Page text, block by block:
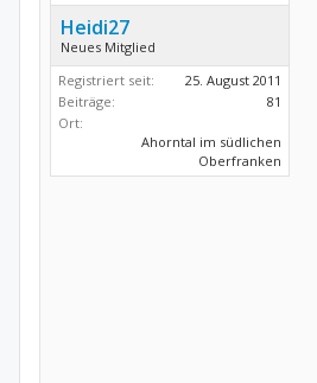
Heidi27
Neues Mitglied
Registriert seit:
25. August 2011
Beiträge:
81
Ort:
Ahorntal im südlichen
Oberfranken